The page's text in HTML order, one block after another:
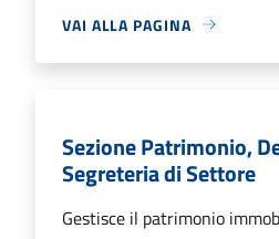
VAI ALLA PAGINA
Sezione Patrimonio,
Segreteria di Settore
Gestisce il patrimonio